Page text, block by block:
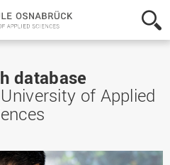
Hochschule
Osnabrück
-
Sciences
database
of Applied